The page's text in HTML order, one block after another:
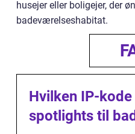
husejer eller boligejer, der
badeværelseshabitat.
Hvilken IP-
spotlights til